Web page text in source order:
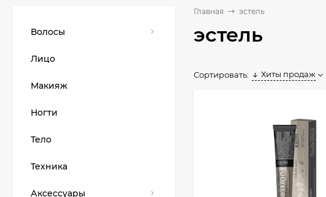
Главная эстель
эстель
Сортировать: Хиты продаж
Волосы
Лицо
Макияж
Ногти
Тело
Техника
Аксессуары